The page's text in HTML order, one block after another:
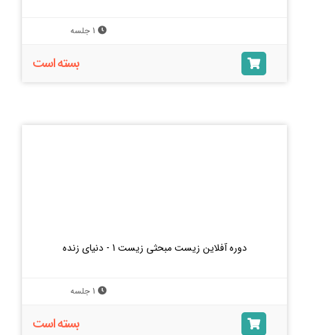
1 جلسه
بسته است
دوره آفلاین زیست مبحثی زیست 1 - دنیای زنده
1 جلسه
بسته است